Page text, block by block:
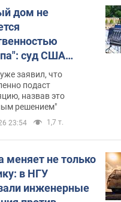
дом не
суд США
зала
400 млн
заявил, что
подаст
назвав это
решением"
23:54 1,7 т.
меняет не только
в НГУ
инженерные